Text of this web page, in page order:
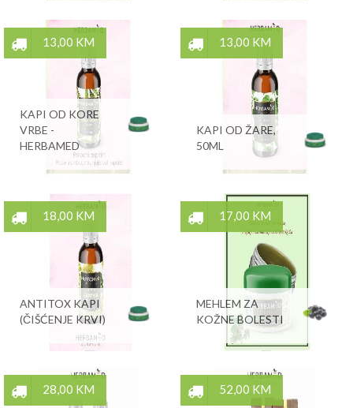
13,00 KM
KAPI OD KORE
VRBE -
HERBAMED
13,00 KM
KAPI OD ŽARE,
50ML
18,00 KM
ANTITOX KAPI
(ČIŠĆENJE KRVI)
17,00 KM
MEHLEM ZA
KOŽNE BOLESTI
28,00 KM 52,00 KM